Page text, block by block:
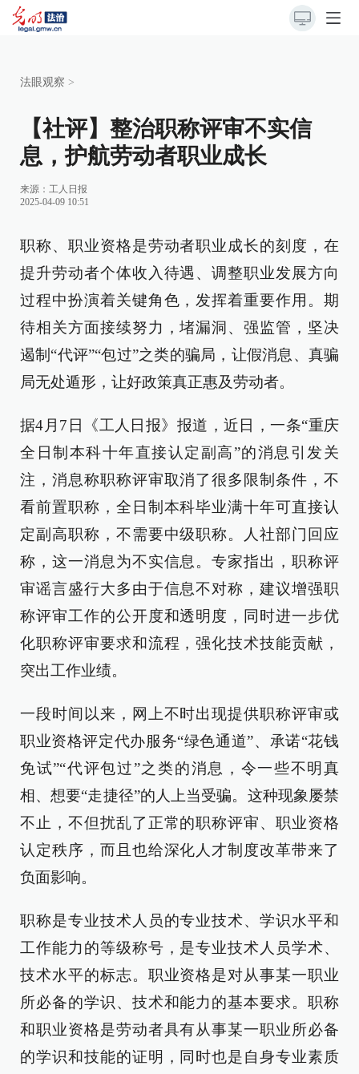
法眼观察 >
【社评】整治职称评审不实信
息，护航劳动者职业成长
来源： 工人日报
2025-04-09 10:51
职称、职业资格是劳动者职业成长的刻度，在
提升劳动者个体收入待遇、调整职业发展方向
过程中扮演着关键角色，发挥着重要作用。期
待相关方面接续努力，堵漏洞、强监管，坚决
遏制“代评”“包过”之类的骗局，让假消息、真骗
局无处遁形，让好政策真正惠及劳动者。
据4月7日《工人日报》报道，近日，一条“重庆
全日制本科十年直接认定副高”的消息引发关
注，消息称职称评审取消了很多限制条件，不
看前置职称，全日制本科毕业满十年可直接认
定副高职称，不需要中级职称。人社部门回应
称，这一消息为不实信息。专家指出，职称评
审谣言盛行大多由于信息不对称，建议增强职
称评审工作的公开度和透明度，同时进一步优
化职称评审要求和流程，强化技术技能贡献，
突出工作业绩。
一段时间以来，网上不时出现提供职称评审或
职业资格评定代办服务“绿色通道”、承诺“花钱
免试”“代评包过”之类的消息，令一些不明真
相、想要“走捷径”的人上当受骗。这种现象屡禁
不止，不但扰乱了正常的职称评审、职业资格
认定秩序，而且也给深化人才制度改革带来了
负面影响。
职称是专业技术人员的专业技术、学识水平和
工作能力的等级称号，是专业技术人员学术、
技术水平的标志。职业资格是对从事某一职业
所必备的学识、技术和能力的基本要求。职称
和职业资格是劳动者具有从事某一职业所必备
的学识和技能的证明，同时也是自身专业素质